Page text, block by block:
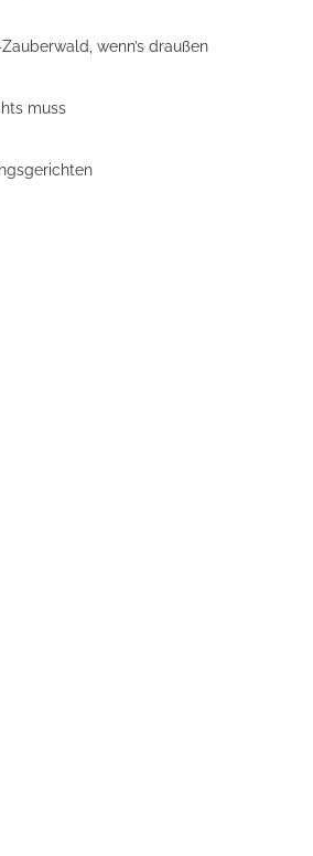
wenn’s draußen
muss